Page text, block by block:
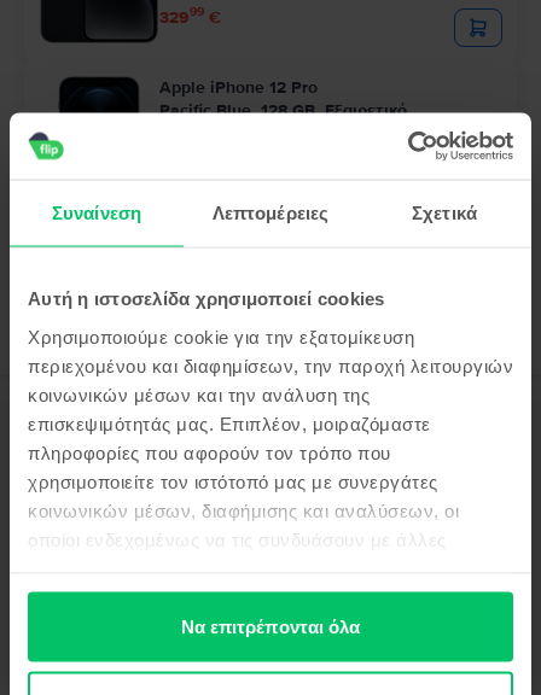
Συναίνεση Λεπτομέρειες Σχετικά
Αυτή η ιστοσελίδα χρησιμοποιεί cookies
Χρησιμοποιούμε cookie για την εξατομίκευση
περιεχομένου και διαφημίσεων, την παροχή λειτουργιών
κοινωνικών μέσων και την ανάλυση της
επισκεψιμότητάς μας. Επιπλέον, μοιραζόμαστε
πληροφορίες που αφορούν τον τρόπο που
χρησιμοποιείτε τον ιστότοπό μας με συνεργάτες
κοινωνικών μέσων, διαφήμισης και αναλύσεων, οι
οποίοι ενδεχομένως να τις συνδυάσουν με άλλες
έχουν συλλέξει σε σχέση με την από μέρους σας χρήση
των υπηρεσιών τους.Να επιτρέπονται όλα
32999 €
Apple iPhone 12 Pro
Pacific Blue, 128 GB, Εξαιρετικό
εκτιμώμενος 2-5 εργάσιμες ημέρες
€
Περιγραφή
Κινητό τηλέφωνο Apple iPhone 16 Plus, White, 512 GB, Σαν καινούργιο
Δες περισσότερες λεπτομέρειες
Πληροφορίες Συμμόρφωσης Προϊόντος
Πληροφορίες Κατασκευαστή
Μάρκα